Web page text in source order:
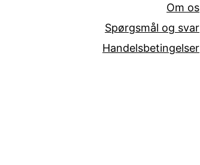
Om os
Spørgsmål og svar
Handelsbetingelser